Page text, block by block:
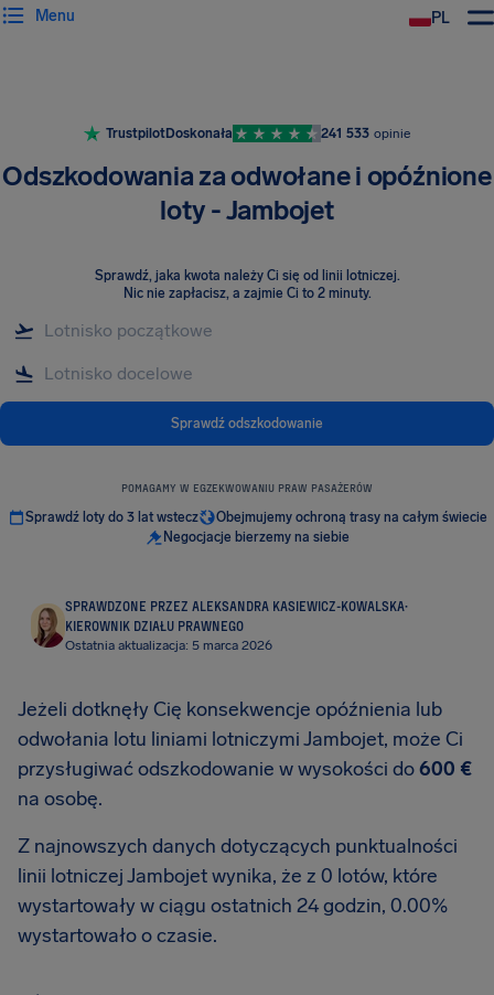
PL
Menu
TrustpilotDoskonała 241 533 opinie
Odszkodowania za odwołane i opóźnione
loty - Jambojet
Sprawdź, jaka kwota należy Ci się od linii lotniczej.
Nic nie zapłacisz, a zajmie Ci to 2 minuty.
Sprawdź odszkodowanie
POMAGAMY W EGZEKWOWANIU PRAW PASAŻERÓW
Sprawdź loty do 3 lat wstecz
Obejmujemy ochroną trasy na całym świecie
Negocjacje bierzemy na siebie
SPRAWDZONE PRZEZ ALEKSANDRA KASIEWICZ-KOWALSKA·
KIEROWNIK DZIAŁU PRAWNEGO
Ostatnia aktualizacja: 5 marca 2026
Jeżeli dotknęły Cię konsekwencje opóźnienia lub
odwołania lotu liniami lotniczymi Jambojet, może Ci
przysługiwać odszkodowanie w wysokości do600 €
na osobę.
Z najnowszych danych dotyczących punktualności
linii lotniczej Jambojet wynika, że z 0 lotów, które
wystartowały w ciągu ostatnich 24 godzin, 0.00%
wystartowało o czasie.